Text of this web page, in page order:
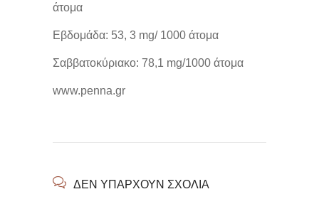
άτομα
Eβδομάδα: 53, 3 mg/ 1000 άτομα
Σαββατοκύριακο: 78,1 mg/1000 άτομα
www.penna.gr
ΔΕΝ ΥΠΆΡΧΟΥΝ ΣΧΌΛΙΑ